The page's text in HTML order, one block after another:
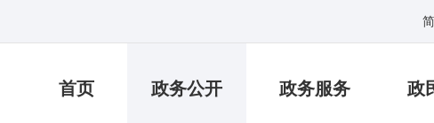
首页 政务公开 政务服务 政